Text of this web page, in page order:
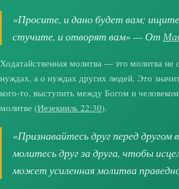
«Просите, и дано будет вам;
стучите, и отворят вам» — От
Ходатайственная молитва — это молитва не
нуждах, а о нуждах других людей. Это
кого-то, выступить между Богом и
молитве (Иезекииль 22:30).
«Признавайтесь друг перед другом
молитесь друг за друга, чтобы
может усиленная молитва